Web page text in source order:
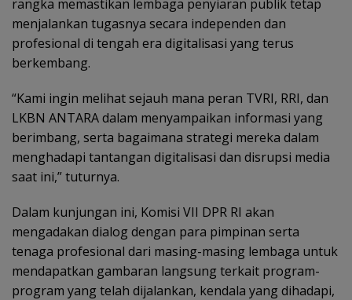
rangka memastikan lembaga penyiaran publik tetap
menjalankan tugasnya secara independen dan
profesional di tengah era digitalisasi yang terus
berkembang.
“Kami ingin melihat sejauh mana peran TVRI, RRI, dan
LKBN ANTARA dalam menyampaikan informasi yang
berimbang, serta bagaimana strategi mereka dalam
menghadapi tantangan digitalisasi dan disrupsi media
saat ini,” tuturnya.
Dalam kunjungan ini, Komisi VII DPR RI akan
mengadakan dialog dengan para pimpinan serta
tenaga profesional dari masing-masing lembaga untuk
mendapatkan gambaran langsung terkait program-
program yang telah dijalankan, kendala yang dihadapi,